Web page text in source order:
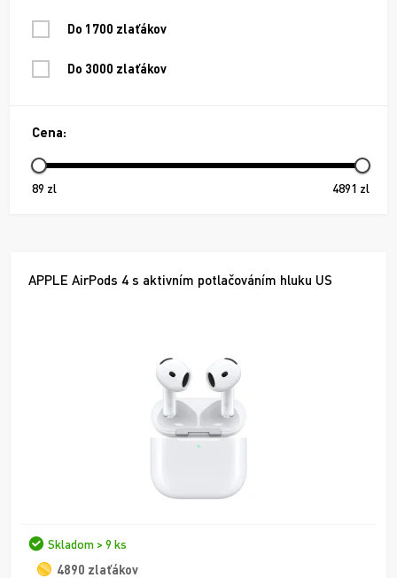
Do 1700 zlaťákov
Do 3000 zlaťákov
Cena:
89 zl 4891 zl
APPLE AirPods 4 s aktivním potlačováním hluku US
Skladom > 9 ks
4890 zlaťákov